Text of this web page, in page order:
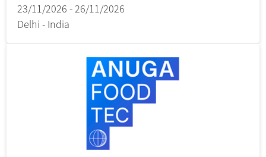
23/11/2026 - 26/11/2026
Delhi - India